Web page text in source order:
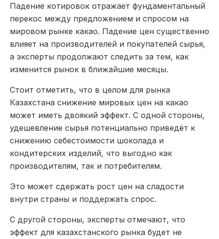
Падение котировок отражает фундаментальный
перекос между предложением и спросом на
мировом рынке какао. Падение цен существенно
влияет на производителей и покупателей сырья,
а эксперты продолжают следить за тем, как
изменится рынок в ближайшие месяцы.
Стоит отметить, что в целом для рынка
Казахстана снижение мировых цен на какао
может иметь двоякий эффект. С одной стороны,
удешевление сырья потенциально приведёт к
снижению себестоимости шоколада и
кондитерских изделий, что выгодно как
производителям, так и потребителям.
Это может сдержать рост цен на сладости
внутри страны и поддержать спрос.
С другой стороны, эксперты отмечают, что
эффект для казахстанского рынка будет не